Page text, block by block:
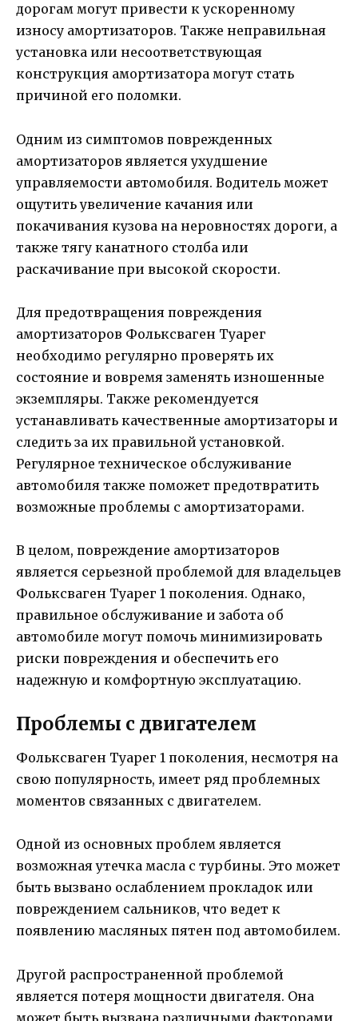
дорогам могут привести к ускоренному
износу амортизаторов. Также неправильная
установка или несоответствующая
конструкция амортизатора могут стать
причиной его поломки.
Одним из симптомов поврежденных
амортизаторов является ухудшение
управляемости автомобиля. Водитель может
ощутить увеличение качания или
покачивания кузова на неровностях дороги, а
также тягу канатного столба или
раскачивание при высокой скорости.
Для предотвращения повреждения
амортизаторов Фольксваген Туарег
необходимо регулярно проверять их
состояние и вовремя заменять изношенные
экземпляры. Также рекомендуется
устанавливать качественные амортизаторы и
следить за их правильной установкой.
Регулярное техническое обслуживание
автомобиля также поможет предотвратить
возможные проблемы с амортизаторами.
В целом, повреждение амортизаторов
является серьезной проблемой для владельцев
Фольксваген Туарег 1 поколения. Однако,
правильное обслуживание и забота об
автомобиле могут помочь минимизировать
риски повреждения и обеспечить его
надежную и комфортную эксплуатацию.
Проблемы с двигателем
Фольксваген Туарег 1 поколения, несмотря на
свою популярность, имеет ряд проблемных
моментов связанных с двигателем.
Одной из основных проблем является
возможная утечка масла с турбины. Это может
быть вызвано ослаблением прокладок или
повреждением сальников, что ведет к
появлению масляных пятен под автомобилем.
Другой распространенной проблемой
является потеря мощности двигателя. Она
может быть вызвана различными факторами,